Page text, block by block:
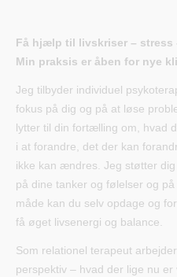
Få hjælp til livskriser – stress
Min praksis er åben for nye
Jeg tilbyder individuel
fokus på dig og på at løse
lytter til din fortælling om, hvad
i at forandre, det der kan
ikke kan ændres. Jeg støtter
på dine tanker og følelser og
måde kan du selv opdage og
få øget livsenergi og balance.
Som relationel terapeut
perspektiv – hvad der lige nu